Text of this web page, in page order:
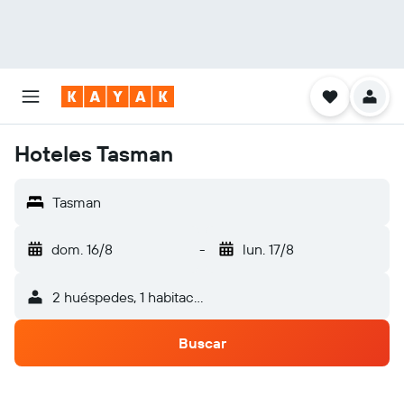
Hoteles Tasman
Tasman
dom. 16/8 - lun. 17/8
2 huéspedes, 1 habitación
Buscar